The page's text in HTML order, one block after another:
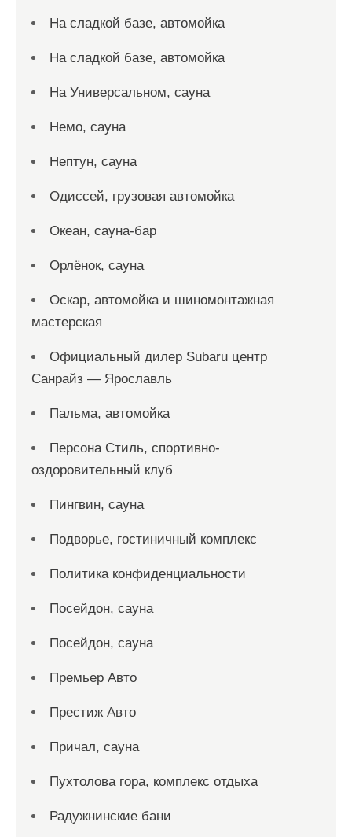
На сладкой базе, автомойка
На сладкой базе, автомойка
На Универсальном, сауна
Немо, сауна
Нептун, сауна
Одиссей, грузовая автомойка
Океан, сауна-бар
Орлёнок, сауна
Оскар, автомойка и шиномонтажная
мастерская
Официальный дилер Subaru центр
Санрайз — Ярославль
Пальма, автомойка
Персона Стиль, спортивно-
оздоровительный клуб
Пингвин, сауна
Подворье, гостиничный комплекс
Политика конфиденциальности
Посейдон, сауна
Посейдон, сауна
Премьер Авто
Престиж Авто
Причал, сауна
Пухтолова гора, комплекс отдыха
Радужнинские бани